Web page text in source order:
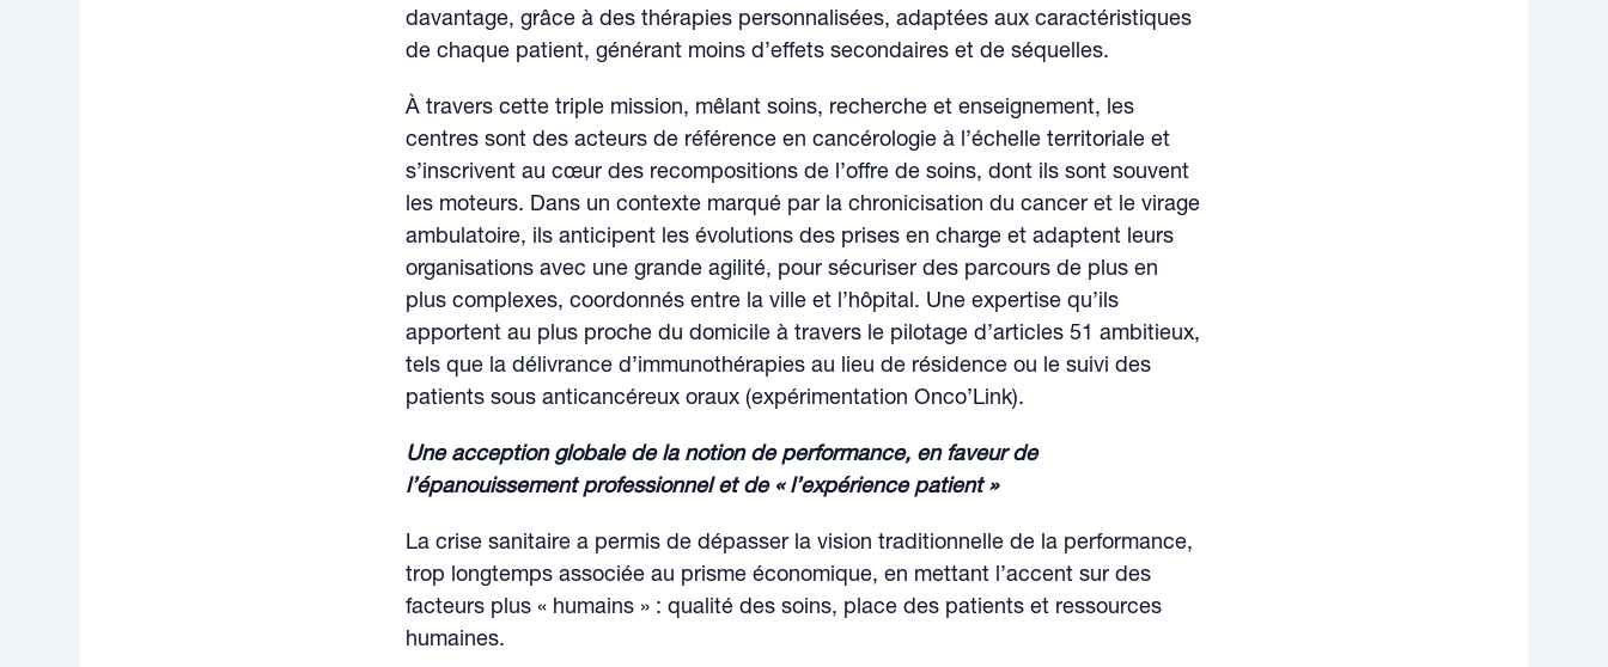
davantage, grâce à des thérapies personnalisées, adaptées aux caractéristiques
de chaque patient, générant moins d’effets secondaires et de séquelles.
À travers cette triple mission, mêlant soins, recherche et enseignement, les
centres sont des acteurs de référence en cancérologie à l’échelle territoriale et
s’inscrivent au cœur des recompositions de l’offre de soins, dont ils sont souvent
les moteurs. Dans un contexte marqué par la chronicisation du cancer et le virage
ambulatoire, ils anticipent les évolutions des prises en charge et adaptent leurs
organisations avec une grande agilité, pour sécuriser des parcours de plus en
plus complexes, coordonnés entre la ville et l’hôpital. Une expertise qu’ils
apportent au plus proche du domicile à travers le pilotage d’articles 51 ambitieux,
tels que la délivrance d’immunothérapies au lieu de résidence ou le suivi des
patients sous anticancéreux oraux (expérimentation Onco’Link).
Une acception globale de la notion de performance, en faveur de
l’épanouissement professionnel et de « l’expérience patient »
La crise sanitaire a permis de dépasser la vision traditionnelle de la performance,
trop longtemps associée au prisme économique, en mettant l’accent sur des
facteurs plus « humains » : qualité des soins, place des patients et ressources
humaines.